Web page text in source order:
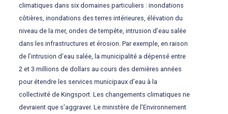
climatiques dans six domaines particuliers : inondations
côtières, inondations des terres intérieures, élévation du
niveau de la mer, ondes de tempête, intrusion d’eau salée
dans les infrastructures et érosion. Par exemple, en raison
de l’intrusion d’eau salée, la municipalité a dépensé entre
2 et 3 millions de dollars au cours des dernières années
pour étendre les services municipaux d’eau à la
collectivité de Kingsport. Les changements climatiques ne
devraient que s’aggraver. Le ministère de l’Environnement